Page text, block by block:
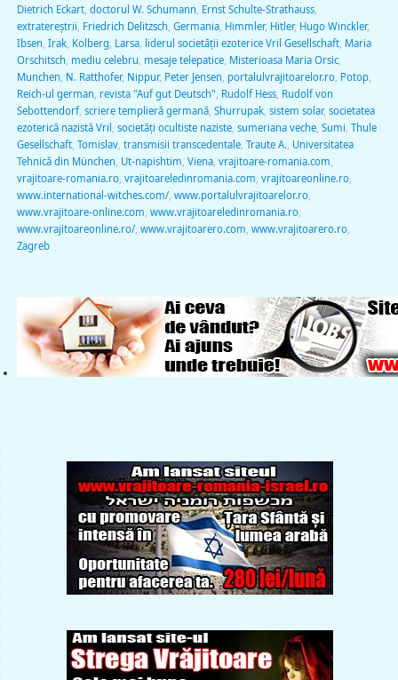
Dietrich Eckart, doctorul W. Schumann Ernst Schulte-Strathauss,
extratereştrii Friedrich Delitzsch Germania, Himmler, Hitler, Hugo Winckler,
Ibsen Irak, Kolberg Larsa, liderul societăţii ezoterice Vril Gesellschaft, Maria
Orschitsch mediu celebru mesaje telepatice, Misterioasa Maria Orsic,
Munchen N. Ratthofer, Nippur, Peter Jensen portalulvrajitoarelor.ro, Potop,
Reich-ul german revista "Auf gut Deutsch" Rudolf Hess, Rudolf von
Sebottendorf, scriere templieră germană, Shurrupak, sistem solar, societatea
ezoterică nazistă Vril
societăţi ocultiste naziste, sumeriana veche, Sumi Thule
Gesellschaft, Tomislav, transmisii transcedentale, Traute A. Universitatea
Tehnică din München Ut-napishtim Viena, vrajitoare-romania.com
vrajitoare-romania.ro, vrajitoareledinromania.com vrajitoareonline.ro,
www.international-witches.com/, www.portalulvrajitoarelor.ro,
www.vrajitoare-online.com www.vrajitoareledinromania.ro,
www.vrajitoareonline.ro/, www.vrajitoarero.com www.vrajitoarero.ro,
Zagreb